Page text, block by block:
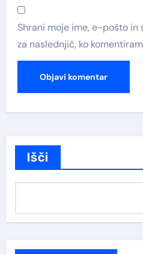
Shrani moje ime, e-pošto
za naslednjič, ko
Išči